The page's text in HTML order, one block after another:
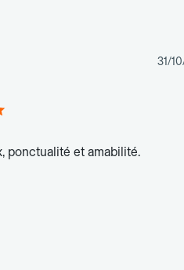
31/
ponctualité et amabilité.